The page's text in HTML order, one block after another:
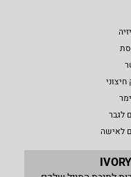
לגבר
לאישה